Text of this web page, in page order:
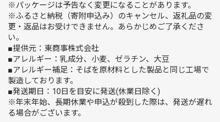
※パッケージは予告なく変更になることがあります。
※ふるさと納税（寄附申込み）のキャンセル、返礼品の変
更・返品はお受けできません。あらかじめご了承くださ
い。
■提供元：東商事株式会社
■アレルギー：乳成分、小麦、ゼラチン、大豆
■アレルギー補足：そばを原材料とした製品と同じ工場で
製造しております。
■発送期日：10日を目安に発送(休業日除く)
※年末年始、長期休業や申込が殺到した際は、発送が遅れ
る場合がございます。